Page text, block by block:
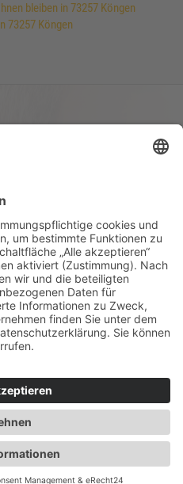
bleiben in 73257 Köngen
73257 Köngen
darin
oder Ihre
und bleiben Sie
»